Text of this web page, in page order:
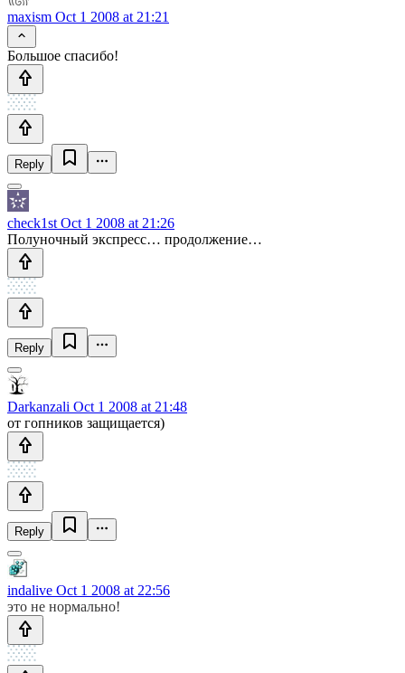
maxism Oct 1 2008 at 21:21
Большое спасибо!
Reply
check1st Oct 1 2008 at 21:26
Полуночный экспресс… продолжение…
Reply
Darkanzali Oct 1 2008 at 21:48
от гопников защищается)
Reply
indalive Oct 1 2008 at 22:56
это не нормально!